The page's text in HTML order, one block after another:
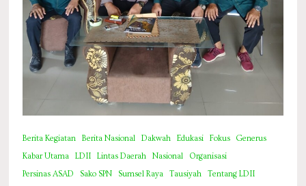
Berita Kegiatan Berita Nasional Dakwah Edukasi Fokus
Generus
Kabar Utama
LDII Lintas Daerah Nasional
Organisasi
Persinas ASAD
Sako SPN Sumsel Raya Tausiyah
Tentang LDII